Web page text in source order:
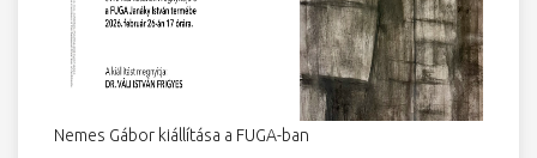
Nemes Gábor kiállítása a FUGA-ban